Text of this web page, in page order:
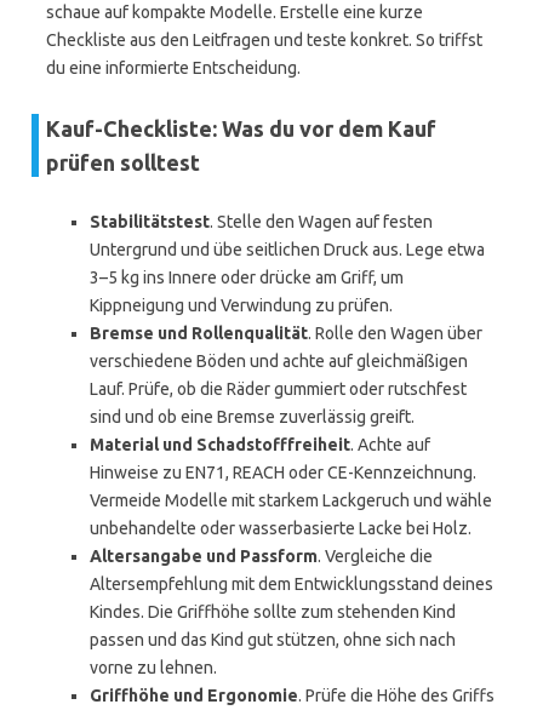
schaue auf kompakte Modelle. Erstelle eine kurze
Checkliste aus den Leitfragen und teste konkret. So triffst
du eine informierte Entscheidung.
Kauf-Checkliste: Was du vor dem Kauf
prüfen solltest
Stabilitätstest. Stelle den Wagen auf festen
Untergrund und übe seitlichen Druck aus. Lege etwa
3–5 kg ins Innere oder drücke am Griff, um
Kippneigung und Verwindung zu prüfen.
Bremse und Rollenqualität. Rolle den Wagen über
verschiedene Böden und achte auf gleichmäßigen
Lauf. Prüfe, ob die Räder gummiert oder rutschfest
sind und ob eine Bremse zuverlässig greift.
Material und Schadstofffreiheit. Achte auf
Hinweise zu EN71, REACH oder CE-Kennzeichnung.
Vermeide Modelle mit starkem Lackgeruch und wähle
unbehandelte oder wasserbasierte Lacke bei Holz.
Altersangabe und Passform. Vergleiche die
Altersempfehlung mit dem Entwicklungsstand deines
Kindes. Die Griffhöhe sollte zum stehenden Kind
passen und das Kind gut stützen, ohne sich nach
vorne zu lehnen.
Griffhöhe und Ergonomie. Prüfe die Höhe des Griffs